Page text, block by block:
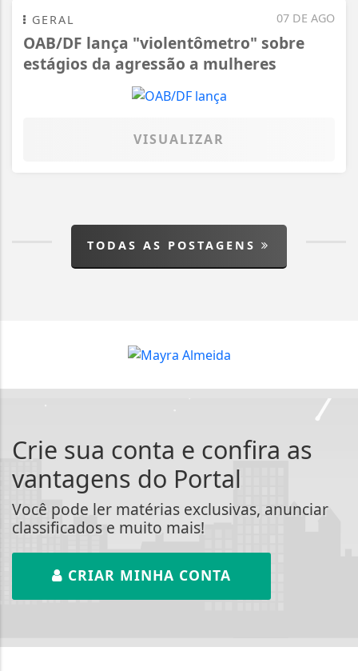
07 DE AGO
GERAL
OAB/DF lança "violentômetro" sobre
estágios da agressão a mulheres
VISUALIZAR
TODAS AS POSTAGENS
Crie sua conta e confira as
vantagens do Portal
Você pode ler matérias exclusivas, anunciar
classificados e muito mais!
CRIAR MINHA CONTA